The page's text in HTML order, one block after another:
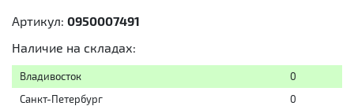
Артикул: 0950007491
Наличие на складах:
Владивосток
0
Санкт-Петербург
0